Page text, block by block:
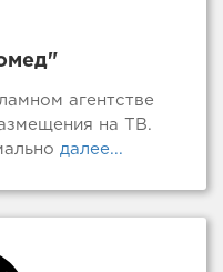
агентстве
на ТВ.
далее...